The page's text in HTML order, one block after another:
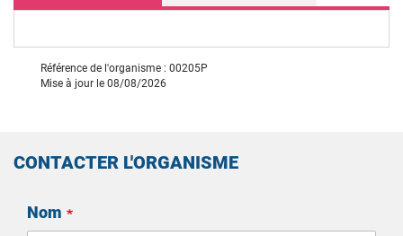
Référence de l'organisme : 00205P
Mise à jour le 08/08/2026
CONTACTER L'ORGANISME
Nom